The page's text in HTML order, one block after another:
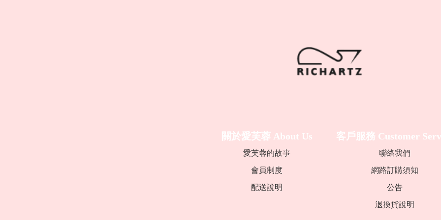
關於愛芙蓉 About Us 客戶服務 Customer
愛芙蓉的故事 聯絡我們
會員制度 網路訂購須知
配送說明 公告
退換貨說明